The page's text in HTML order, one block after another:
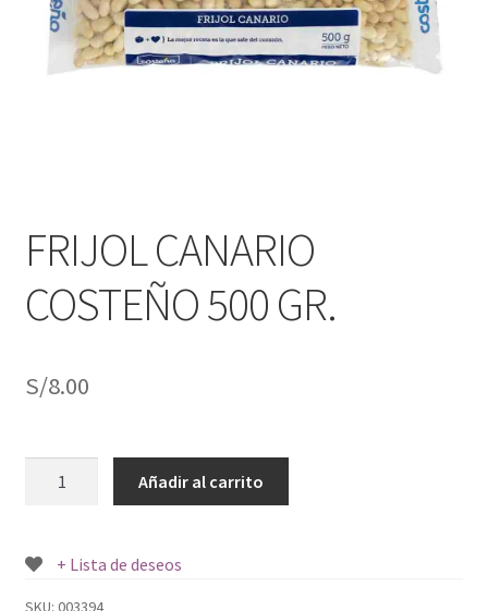
o
n
ú
FRIJOL CANARIO
COSTEÑO 500 GR.
S/8.00
GR.
cantidad
Añadir al carrito
+ Lista de deseos
SKU: 003394